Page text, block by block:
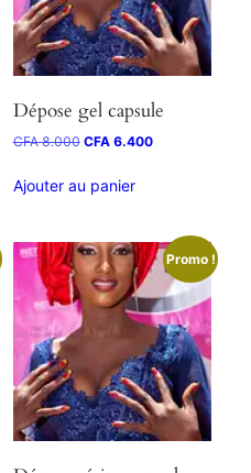
Dépose gel capsule
CFA8.000 CFA6.400
Ajouter au panier
Promo !